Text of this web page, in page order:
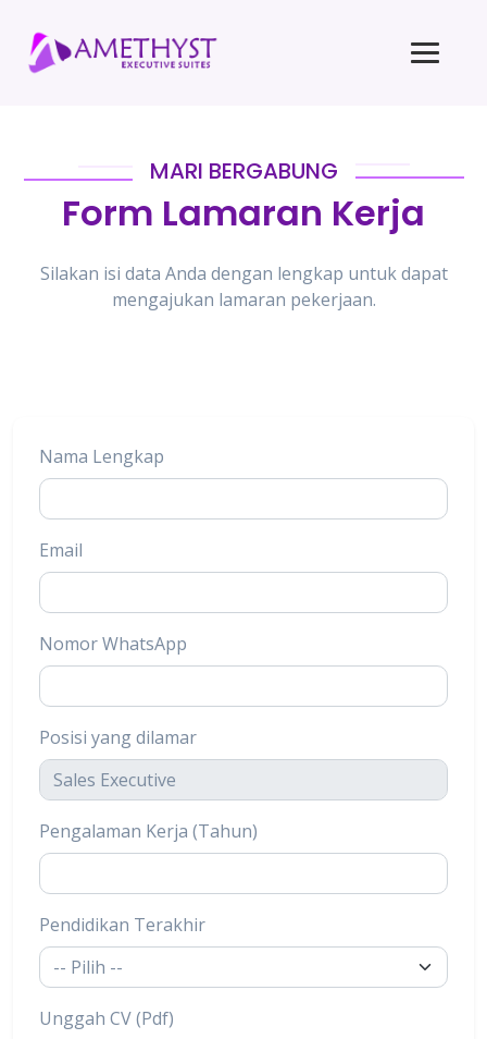
MARI BERGABUNG
Form Lamaran Kerja
Silakan isi data Anda dengan lengkap untuk dapat
mengajukan lamaran pekerjaan.
Nama Lengkap
Email
Nomor WhatsApp
Posisi yang dilamar
Pengalaman Kerja (Tahun)
Pendidikan Terakhir
Unggah CV (Pdf)